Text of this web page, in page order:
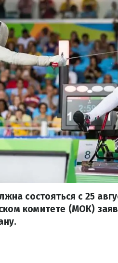
состояться с 25
комитете (МОК)